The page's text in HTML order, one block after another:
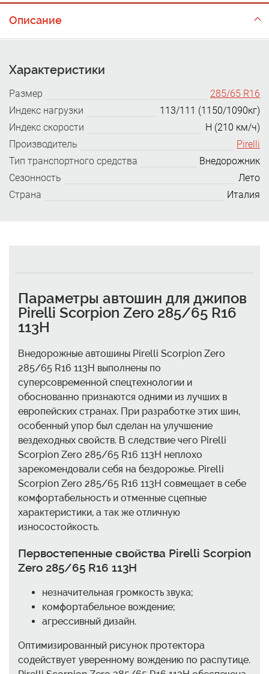
Описание
Характеристики
Размер
285/65 R16
Индекс нагрузки
113/111 (1150/1090кг)
Индекс скорости
H (210 км/ч)
Производитель
Pirelli
Тип транспортного средства
Внедорожник
Сезонность
Лето
Страна
Италия
Параметры автошин для джипов
Pirelli Scorpion Zero 285/65 R16
113H
Внедорожные автошины Pirelli Scorpion Zero
285/65 R16 113H выполнены по
суперсовременной спецтехнологии и
обоснованно признаются одними из лучших в
европейских странах. При разработке этих шин,
особенный упор был сделан на улучшение
вездеходных свойств. В следствие чего Pirelli
Scorpion Zero 285/65 R16 113H неплохо
зарекомендовали себя на бездорожье. Pirelli
Scorpion Zero 285/65 R16 113H совмещает в себе
комфортабельность и отменные сцепные
характеристики, а так же отличную
износостойкость.
Первостепенные свойства Pirelli Scorpion
Zero 285/65 R16 113H
незначительная громкость звука;
комфортабельное вождение;
агрессивный дизайн.
Оптимизированный рисунок протектора
содействует уверенному вождению по распутице.